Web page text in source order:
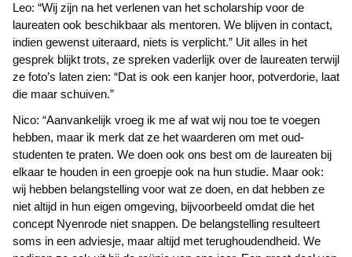
Leo: “Wij zijn na het verlenen van het scholarship voor de
laureaten ook beschikbaar als mentoren. We blijven in contact,
indien gewenst uiteraard, niets is verplicht.” Uit alles in het
gesprek blijkt trots, ze spreken vaderlijk over de laureaten terwijl
ze foto’s laten zien: “Dat is ook een kanjer hoor, potverdorie, laat
die maar schuiven.”
Nico: “Aanvankelijk vroeg ik me af wat wij nou toe te voegen
hebben, maar ik merk dat ze het waarderen om met oud-
studenten te praten. We doen ook ons best om de laureaten bij
elkaar te houden in een groepje ook na hun studie. Maar ook:
wij hebben belangstelling voor wat ze doen, en dat hebben ze
niet altijd in hun eigen omgeving, bijvoorbeeld omdat die het
concept Nyenrode niet snappen. De belangstelling resulteert
soms in een adviesje, maar altijd met terughoudendheid. We